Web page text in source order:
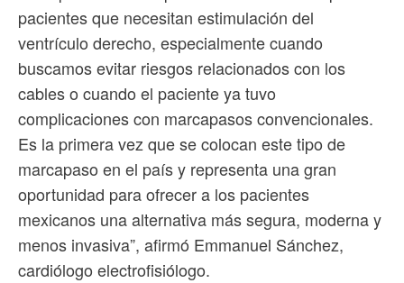
pacientes que necesitan estimulación del
ventrículo derecho, especialmente cuando
buscamos evitar riesgos relacionados con los
cables o cuando el paciente ya tuvo
complicaciones con marcapasos convencionales.
Es la primera vez que se colocan este tipo de
marcapaso en el país y representa una gran
oportunidad para ofrecer a los pacientes
mexicanos una alternativa más segura, moderna y
menos invasiva”, afirmó Emmanuel Sánchez,
cardiólogo electrofisiólogo.